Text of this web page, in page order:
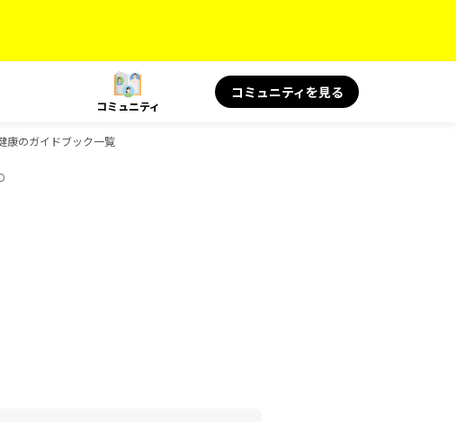
コミュニティ
コミュニティを見る
康のガイドブック一覧